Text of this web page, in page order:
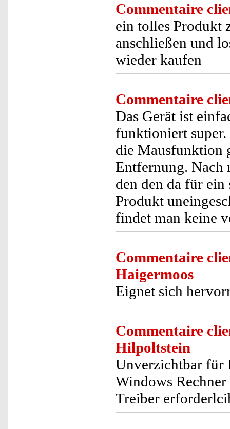
Commentaire
ein tolles Produkt
anschließen und
wieder kaufen
Commentaire
Das Gerät ist
funktioniert super.
die Mausfunktion
Entfernung. Nach
den den da für
Produkt
findet man keine
Commentaire
Haigermoos
Eignet sich
Commentaire
Hilpoltstein
Unverzichtbar für
Windows
Treiber